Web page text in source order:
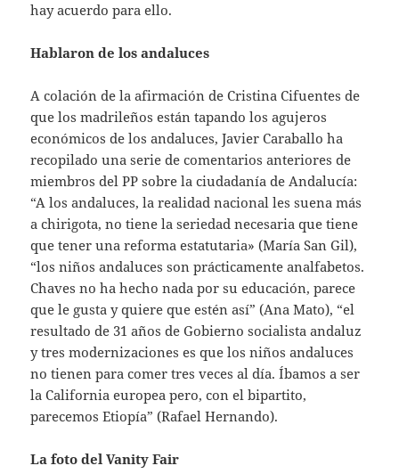
hay acuerdo para ello.
Hablaron de los andaluces
A colación de la afirmación de Cristina Cifuentes de
que los madrileños están tapando los agujeros
económicos de los andaluces, Javier Caraballo ha
recopilado una serie de comentarios anteriores de
miembros del PP sobre la ciudadanía de Andalucía:
“A los andaluces, la realidad nacional les suena más
a chirigota, no tiene la seriedad necesaria que tiene
que tener una reforma estatutaria» (María San Gil),
“los niños andaluces son prácticamente analfabetos.
Chaves no ha hecho nada por su educación, parece
que le gusta y quiere que estén así” (Ana Mato), “el
resultado de 31 años de Gobierno socialista andaluz
y tres modernizaciones es que los niños andaluces
no tienen para comer tres veces al día. Íbamos a ser
la California europea pero, con el bipartito,
parecemos Etiopía” (Rafael Hernando).
La foto del Vanity Fair